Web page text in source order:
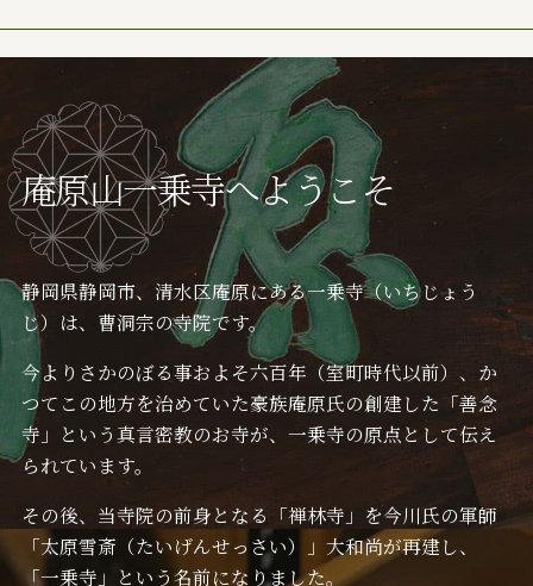
イベント 坐禅会
2026/04/15
「暁天坐禅会vol.191」（静岡市）
イベント 坐禅会
2026/03/15
「暁天坐禅会vol.190」（静岡市）
イベント 坐禅会
2026/02/15
「暁天坐禅会vol.187」（静岡市）
イベント 坐禅会
2025/12/25
「暁天坐禅会vol.185」（静岡市）
庵原山一乗寺へようこそ
静岡県静岡市、清水区庵原にある一乗寺（いちじょう
じ）は、曹洞宗の寺院です。
今よりさかのぼる事およそ六百年（室町時代以前）、か
つてこの地方を治めていた豪族庵原氏の創建した「善念
寺」という真言密教のお寺が、一乗寺の原点として伝え
られています。
その後、当寺院の前身となる「禅林寺」を今川氏の軍師
「太原雪斎 （たいげんせっさい）」大和尚が再建し、
「一乗寺」という名前になりました。